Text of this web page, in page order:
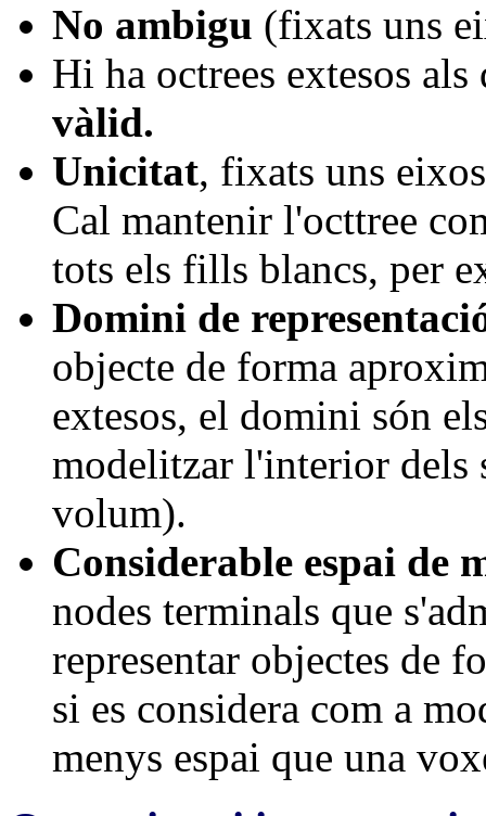
No ambigu (fixats uns
Hi ha octrees extesos
vàlid.
Unicitat, fixats uns
Cal mantenir l'octtree
tots els fills blancs, per
Domini de
objecte de forma
extesos, el domini són
modelitzar l'interior dels
volum).
Considerable espai de
nodes terminals que
representar objectes de
si es considera com a
menys espai que una